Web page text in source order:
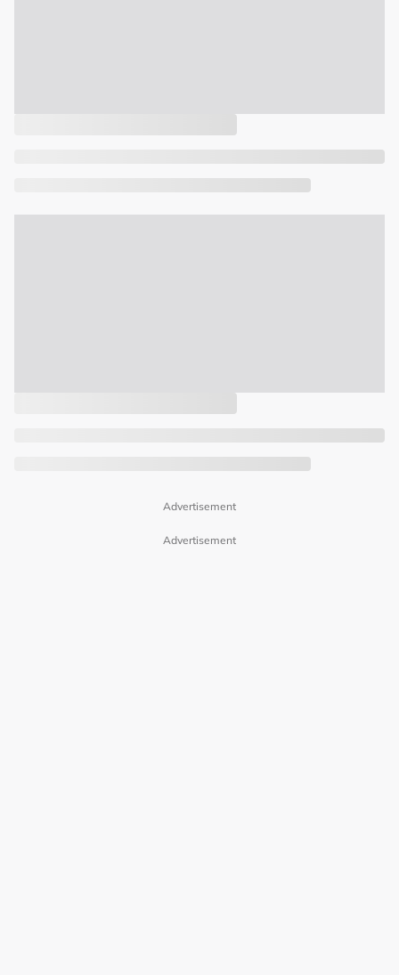
Advertisement
Advertisement